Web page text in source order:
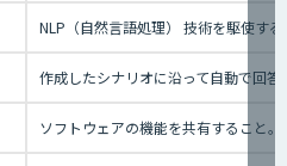
NLP（自然言語処理） 技術を駆使す
作成したシナリオに沿って自動で回
ソフトウェアの機能を共有すること